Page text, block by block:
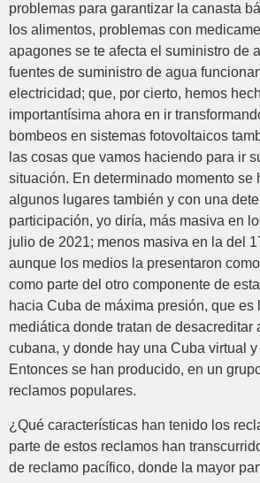
problemas para garantizar la canasta
los alimentos, problemas con
apagones se te afecta el suministro de
fuentes de suministro de agua
electricidad; que, por cierto, hemos
importantísima ahora en ir
bombeos en sistemas fotovoltaicos
las cosas que vamos haciendo para ir
situación. En determinado momento se
algunos lugares también y con una
participación, yo diría, más masiva en
julio de 2021; menos masiva en la del
aunque los medios la presentaron
como parte del otro componente de
hacia Cuba de máxima presión, que es
mediática donde tratan de desacreditar
cubana, y donde hay una Cuba virtual
Entonces se han producido, en un
reclamos populares.
¿Qué características han tenido los
parte de estos reclamos han
de reclamo pacífico, donde la mayor